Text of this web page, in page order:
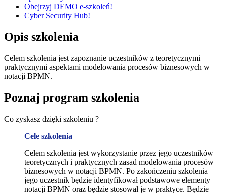
Obejrzyj DEMO e-szkoleń!
Cyber Security Hub!
Opis szkolenia
Celem szkolenia jest zapoznanie uczestników z teoretycznymi
praktycznymi aspektami modelowania procesów biznesowych w
notacji BPMN.
Poznaj program szkolenia
Co zyskasz dzięki szkoleniu ?
Cele szkolenia
Celem szkolenia jest wykorzystanie przez jego uczestników
teoretycznych i praktycznych zasad modelowania procesów
biznesowych w notacji BPMN. Po zakończeniu szkolenia
jego uczestnik będzie identyfikował podstawowe elementy
notacji BPMN oraz będzie stosował je w praktyce. Będzie